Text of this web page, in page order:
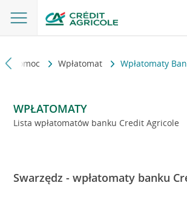
i pomoc Wpłatomat Wpłatomaty
WPŁATOMATY
Lista wpłatomatów banku Credit Agricole
Swarzędz - wpłatomaty banku